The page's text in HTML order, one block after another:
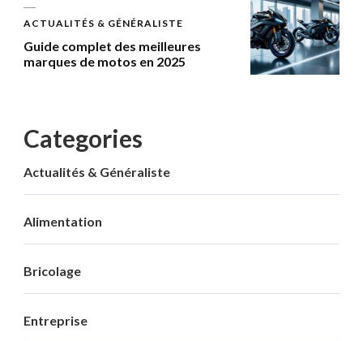
ACTUALITÉS & GÉNÉRALISTE
Guide complet des meilleures
marques de motos en 2025
Categories
Actualités & Généraliste
Alimentation
Bricolage
Entreprise